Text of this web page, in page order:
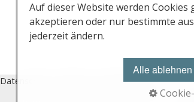
Datenschutz ♿ barrierefrei
Auf dieser Website werden Cookies
akzeptieren oder nur bestimmte
jederzeit ändern.
Alle ablehnen